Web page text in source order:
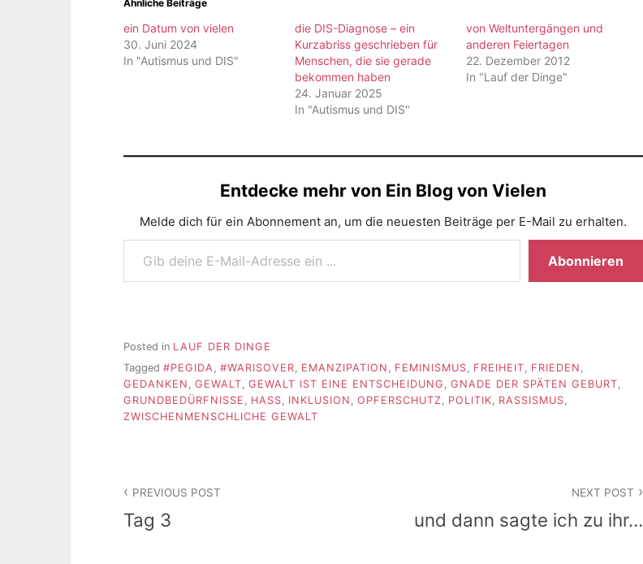
Ähnliche Beiträge
ein Datum von vielen
30. Juni 2024
In "Autismus und DIS"
die DIS-Diagnose – ein
Kurzabriss geschrieben für
Menschen, die sie gerade
bekommen haben
24. Januar 2025
In "Autismus und DIS"
von Weltuntergängen und
anderen Feiertagen
22. Dezember 2012
In "Lauf der Dinge"
Entdecke mehr von Ein Blog von Vielen
Melde dich für ein Abonnement an, um die neuesten Beiträge per E-Mail zu erhalten.
Gib deine E-Mail-Adresse ein ...
Abonnieren
Posted in LAUF DER DINGE
Tagged #PEGIDA, #WARISOVER, EMANZIPATION , FEMINISMUS, FREIHEIT, FRIEDEN ,
GEDANKEN , GEWALT, GEWALT IST EINE ENTSCHEIDUNG , GNADE DER SPÄTEN GEBURT,
GRUNDBEDÜRFNISSE , HASS, INKLUSION , OPFERSCHUTZ, POLITIK, RASSISMUS,
ZWISCHENMENSCHLICHE GEWALT
PREVIOUS POST
Tag 3
NEXT POST
und dann sagte ich zu ihr…